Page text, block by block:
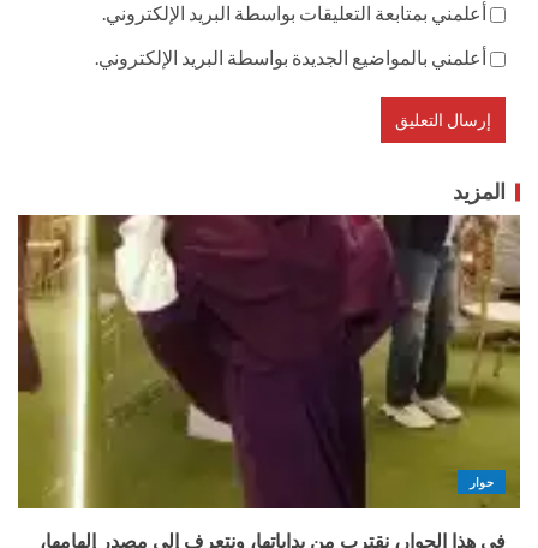
أعلمني بمتابعة التعليقات بواسطة البريد الإلكتروني.
أعلمني بالمواضيع الجديدة بواسطة البريد الإلكتروني.
المزيد
حوار
في هذا الحوار، نقترب من بداياتها، ونتعرف إلى مصدر إلهامها،